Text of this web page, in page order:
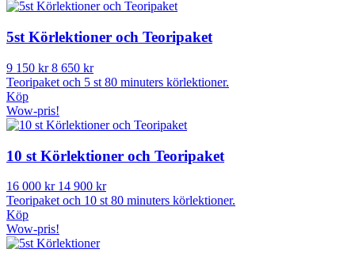
5st Körlektioner och Teoripaket
9 150 kr8 650 kr
Teoripaket och 5 st 80 minuters körlektioner.
Köp
Wow-pris!
10 st Körlektioner och Teoripaket
16 000 kr 14 900 kr
Teoripaket och 10 st 80 minuters körlektioner.
Köp
Wow-pris!